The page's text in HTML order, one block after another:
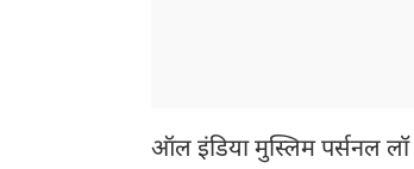
ऑल इंडिया मुस्लिम पर्सनल लॉ